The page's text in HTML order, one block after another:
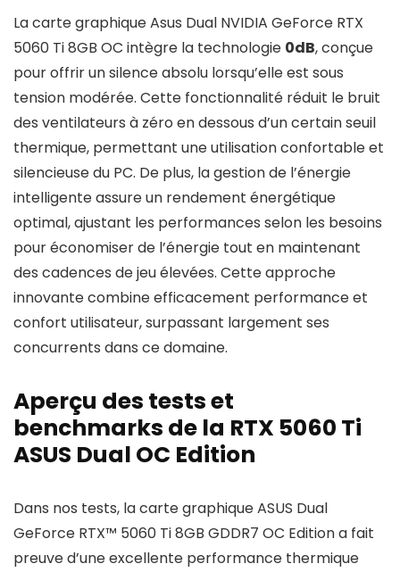
La carte graphique Asus Dual NVIDIA GeForce RTX
5060 Ti 8GB OC intègre la technologie 0dB, conçue
pour offrir un silence absolu lorsqu’elle est sous
tension modérée. Cette fonctionnalité réduit le bruit
des ventilateurs à zéro en dessous d’un certain seuil
thermique, permettant une utilisation confortable et
silencieuse du PC. De plus, la gestion de l’énergie
intelligente assure un rendement énergétique
optimal, ajustant les performances selon les besoins
pour économiser de l’énergie tout en maintenant
des cadences de jeu élevées. Cette approche
innovante combine efficacement performance et
confort utilisateur, surpassant largement ses
concurrents dans ce domaine.
Aperçu des tests et
benchmarks de la RTX 5060 Ti
ASUS Dual OC Edition
Dans nos tests, la carte graphique ASUS Dual
GeForce RTX™ 5060 Ti 8GB GDDR7 OC Edition a fait
preuve d’une excellente performance thermique